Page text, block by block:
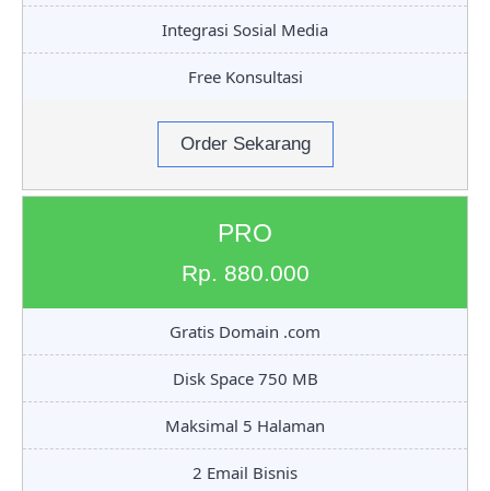
Integrasi Sosial Media
Free Konsultasi
Order Sekarang
PRO
Rp. 880.000
Gratis Domain .com
Disk Space 750 MB
Maksimal 5 Halaman
2 Email Bisnis